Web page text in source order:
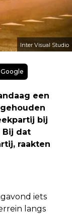
Inter Visual Studio
een
bij
Bij dat
raakten
iets
langs